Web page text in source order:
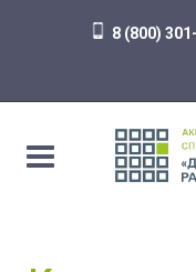
8 (800)